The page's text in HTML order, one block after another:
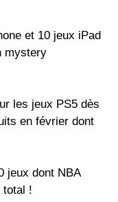
et 10 jeux iPad
mystery
les jeux PS5 dès
en février dont
jeux dont NBA
total !